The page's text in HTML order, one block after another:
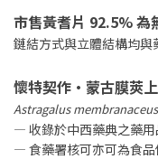
市售黃耆片 92.5% 為
鏈結方式與立體結構均與
懷特契作•蒙古膜莢
Astragalus
— 收錄於中西藥典之藥用
— 食藥署核可亦可為食品